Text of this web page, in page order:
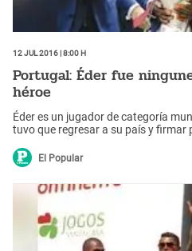
12 Jul 2016 | 8:00 h
Portugal: Éder fue
héroe
Éder es un jugador de categoría
tuvo que regresar a su país y firmar
El Popular